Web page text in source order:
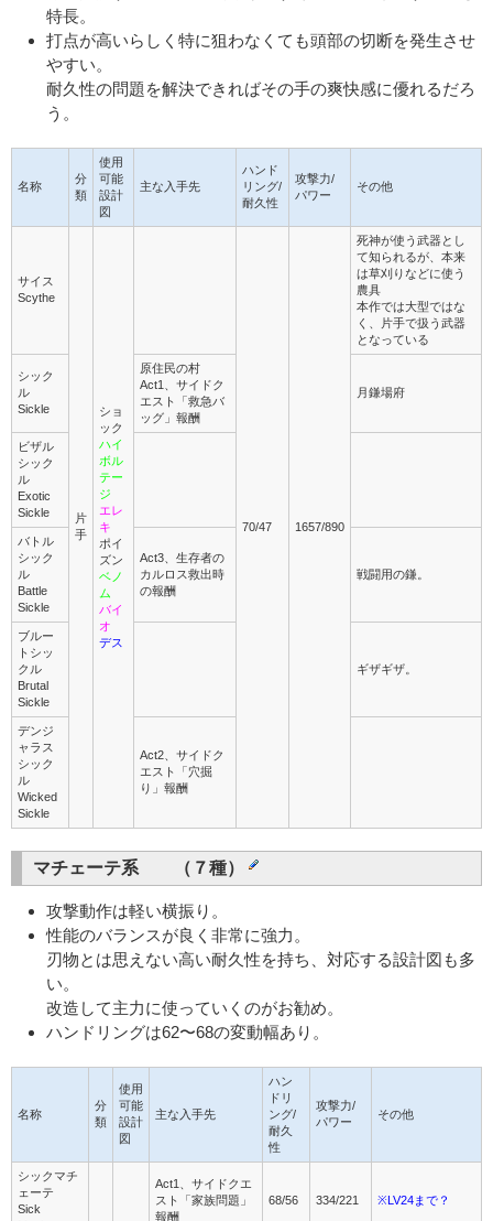
特長。
打点が高いらしく特に狙わなくても頭部の切断を発生させ
やすい。
耐久性の問題を解決できればその手の爽快感に優れるだろ
う。
名称
分
類
使用
可能
設計
図
主な入手先
ハンド
リング/
耐久性
攻撃力/
パワー
その他
サイス
Scythe
片
手
ショ
ック
ハイ
ボル
テー
ジ
エレ
キ
ポイ
ズン
ベノ
ム
バイ
オ
デス
70/47 1657/890
死神が使う武器とし
て知られるが、本来
は草刈りなどに使う
農具
本作では大型ではな
く、片手で扱う武器
となっている
シック
ル
Sickle
原住民の村
Act1、サイドク
エスト「救急バ
ッグ」報酬
月鎌場府
ビザル
シック
ル
Exotic
Sickle
バトル
シック
ル
Battle
Sickle
Act3、生存者の
カルロス救出時
の報酬
戦闘用の鎌。
ブルー
トシッ
クル
Brutal
Sickle
ギザギザ。
デンジ
ャラス
シック
ル
Wicked
Sickle
Act2、サイドク
エスト「穴掘
り」報酬
マチェーテ系 （７種）
攻撃動作は軽い横振り。
性能のバランスが良く非常に強力。
刃物とは思えない高い耐久性を持ち、対応する設計図も多
い。
改造して主力に使っていくのがお勧め。
ハンドリングは62〜68の変動幅あり。
名称
分
類
使用
可能
設計
図
主な入手先
ハン
ドリ
ング/
耐久
性
攻撃力/
パワー
その他
シックマチ
ェーテ
Sick
Act1、サイドクエ
スト「家族問題」
報酬
68/56 334/221 ※LV24まで？